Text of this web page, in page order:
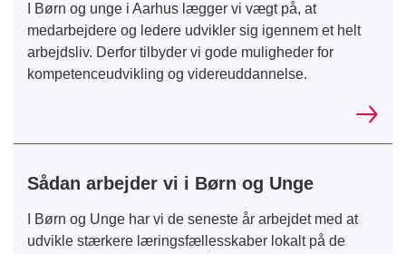
I Børn og unge i Aarhus lægger vi vægt på, at
medarbejdere og ledere udvikler sig igennem et helt
arbejdsliv. Derfor tilbyder vi gode muligheder for
kompetenceudvikling og videreuddannelse.
Sådan arbejder vi i Børn og Unge
I Børn og Unge har vi de seneste år arbejdet med at
udvikle stærkere læringsfællesskaber lokalt på de